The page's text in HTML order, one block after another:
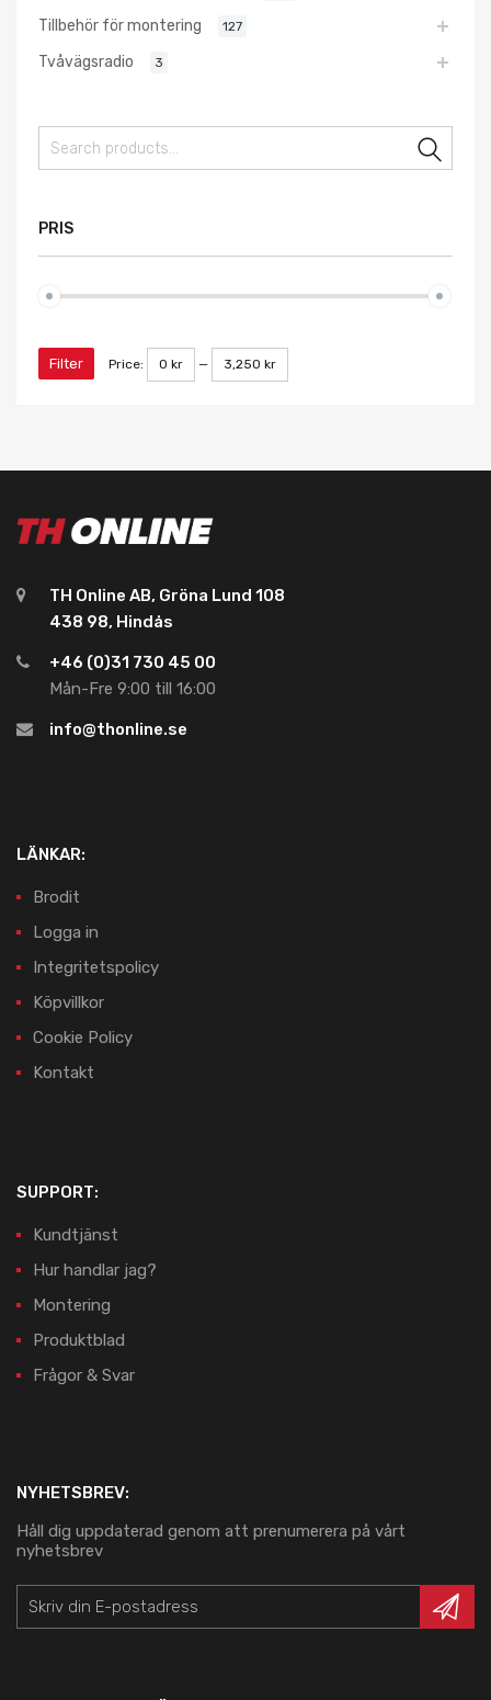
Tillbehör för montering 127
Tvåvägsradio 3
PRIS
Filter Price: 0 kr — 3,250 kr
TH Online AB, Gröna Lund 108
438 98, Hindås
+46 (0)31 730 45 00
Mån-Fre 9:00 till 16:00
info@thonline.se
LÄNKAR:
Brodit
Logga in
Integritetspolicy
Köpvillkor
Cookie Policy
Kontakt
SUPPORT:
Kundtjänst
Hur handlar jag?
Montering
Produktblad
Frågor & Svar
NYHETSBREV:
Håll dig uppdaterad genom att prenumerera på vårt
nyhetsbrev